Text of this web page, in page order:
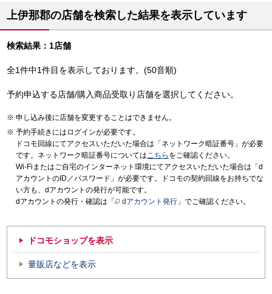
上伊那郡の店舗を検索した結果を表示しています
検索結果：1店舗
全1件中1件目を表示しております。(50音順)
予約申込する店舗/購入商品受取り店舗を選択してください。
申し込み後に店舗を変更することはできません。
予約手続きにはログインが必要です。
ドコモ回線にてアクセスいただいた場合は「ネットワーク暗証番号」が必要
です。ネットワーク暗証番号についてはこちら をご確認ください。
Wi-Fiまたはご自宅のインターネット環境にてアクセスいただいた場合は「d
アカウントのID／パスワード」が必要です。ドコモの契約回線をお持ちでな
い方も、dアカウントの発行が可能です。
dアカウントの発行・確認は「
dアカウント発行 」でご確認ください。
ドコモショップを表示
量販店などを表示